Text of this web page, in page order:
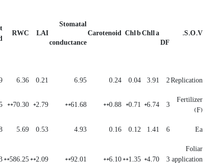
S.O.V.
DF
Chll a
Chl b
Carotenoid
Stomatal
conductance
LAI
RWC
Replication
2
3.91
0.04
0.24
6.95
0.21
6.36
Fertilizer
(F)
3
6.74*
0.71*
0.88**
61.68**
2.79*
70.30**
Ea
6
1.41
0.12
0.16
4.93
0.53
5.69
Foliar
application
3
4.70*
1.35**
6.10**
92.01**
2.09**
586.25**